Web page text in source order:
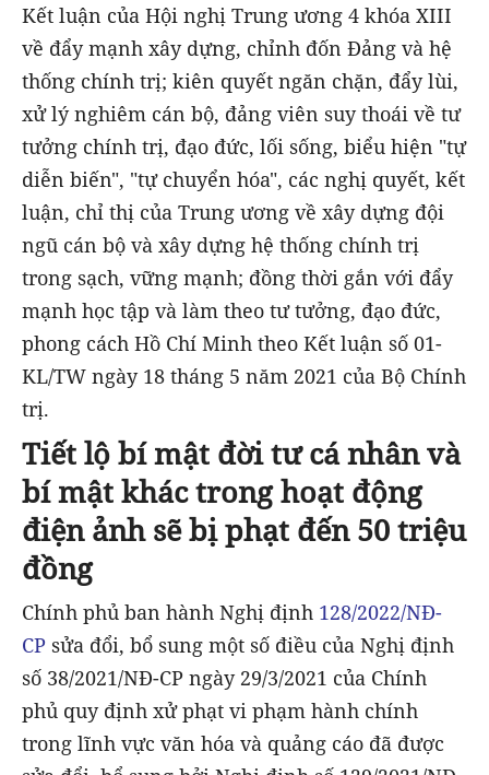
Kết luận của Hội nghị Trung ương 4 khóa XIII
về đẩy mạnh xây dựng, chỉnh đốn Đảng và hệ
thống chính trị; kiên quyết ngăn chặn, đẩy lùi,
xử lý nghiêm cán bộ, đảng viên suy thoái về tư
tưởng chính trị, đạo đức, lối sống, biểu hiện "tự
diễn biến", "tự chuyển hóa", các nghị quyết, kết
luận, chỉ thị của Trung ương về xây dựng đội
ngũ cán bộ và xây dựng hệ thống chính trị
trong sạch, vững mạnh; đồng thời gắn với đẩy
mạnh học tập và làm theo tư tưởng, đạo đức,
phong cách Hồ Chí Minh theo Kết luận số 01-
KL/TW ngày 18 tháng 5 năm 2021 của Bộ Chính
trị.
Tiết lộ bí mật đời tư cá nhân và
bí mật khác trong hoạt động
điện ảnh sẽ bị phạt đến 50 triệu
đồng
Chính phủ ban hành Nghị định 128/2022/NĐ-
CP sửa đổi, bổ sung một số điều của Nghị định
số 38/2021/NĐ-CP ngày 29/3/2021 của Chính
phủ quy định xử phạt vi phạm hành chính
trong lĩnh vực văn hóa và quảng cáo đã được